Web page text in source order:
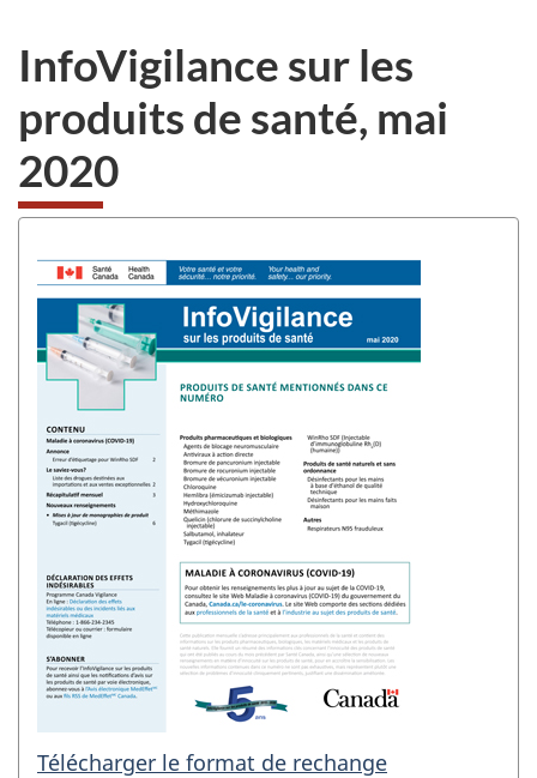
InfoVigilance sur les
produits de santé, mai
2020
Télécharger le format de rechange